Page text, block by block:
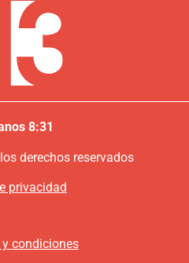
8:31
derechos reservados
privacidad
condiciones